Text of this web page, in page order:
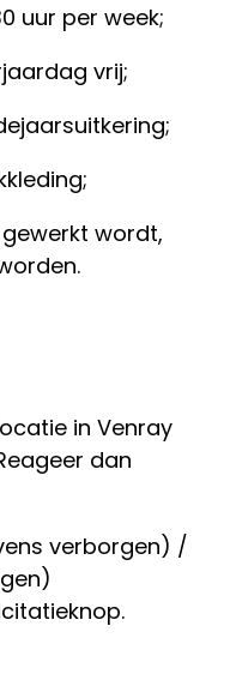
uur per week;
vrij;
gewerkt wordt,
in Venray
dan
verborgen) /